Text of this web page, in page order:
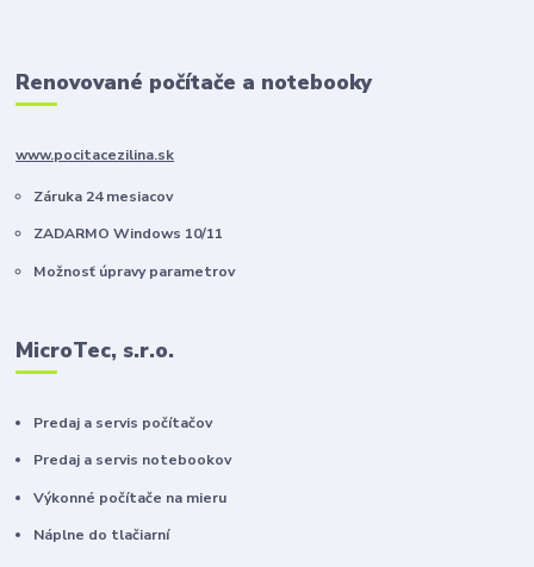
Renovované počítače a notebooky
www.pocitacezilina.sk
Záruka 24 mesiacov
ZADARMO Windows 10/11
Možnosť úpravy parametrov
MicroTec, s.r.o.
Predaj a servis počítačov
Predaj a servis notebookov
Výkonné počítače na mieru
Náplne do tlačiarní